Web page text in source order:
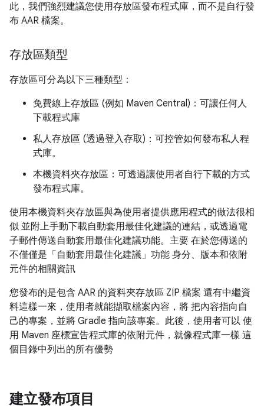
此，我們強烈建議您使用存放區發布程式庫，而不是自行發
布 AAR 檔案。
存放區類型
存放區可分為以下三種類型：
免費線上存放區 (例如 Maven Central)：可讓任何人
下載程式庫
私人存放區 (透過登入存取)：可控管如何發布私人程
式庫。
本機資料夾存放區：可透過讓使用者自行下載的方式
發布程式庫。
使用本機資料夾存放區與為使用者提供應用程式的做法很相
似 並附上手動下載自動套用最佳化建議的連結，或透過電
子郵件傳送自動套用最佳化建議功能。主要 在於您傳送的
不僅僅是「自動套用最佳化建議」功能 身分、版本和依附
元件的相關資訊
您發布的是包含 AAR 的資料夾存放區 ZIP 檔案 還有中繼資
料這樣一來，使用者就能擷取檔案內容，將 把內容指向自
己的專案，並將 Gradle 指向該專案。此後，使用者可以 使
用 Maven 座標宣告程式庫的依附元件，就像程式庫一樣 這
個目錄中列出的所有優勢
建立發布項目